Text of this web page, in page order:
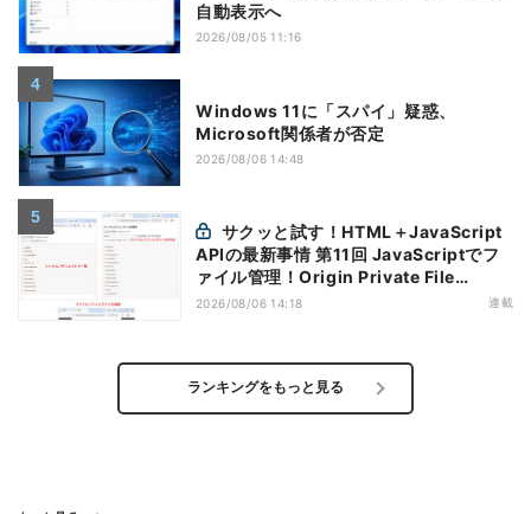
自動表示へ
2026/08/05 11:16
Windows 11に「スパイ」疑惑、
Microsoft関係者が否定
2026/08/06 14:48
APIの最新事情 第11回 JavaScriptでフ
ァイル管理！Origin Private File
Systemを活用する
2026/08/06 14:18 連載
ランキングをもっと見る